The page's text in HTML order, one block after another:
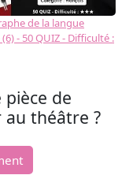
de la langue
- 50 QUIZ - Difficulté :
de
théâtre ?